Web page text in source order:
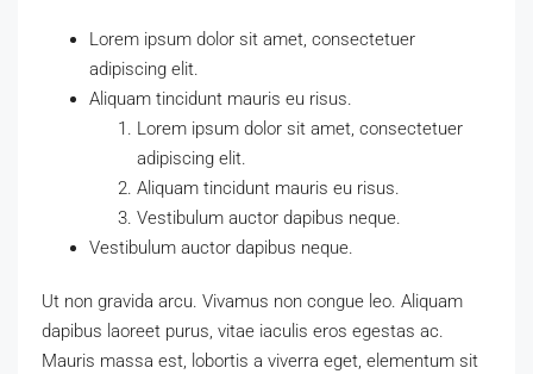
Lorem ipsum dolor sit amet, consectetuer
adipiscing elit.
Aliquam tincidunt mauris eu risus.
Lorem ipsum dolor sit amet, consectetuer
adipiscing elit.
Aliquam tincidunt mauris eu risus.
Vestibulum auctor dapibus neque.
Vestibulum auctor dapibus neque.
Ut non gravida arcu. Vivamus non congue leo. Aliquam
dapibus laoreet purus, vitae iaculis eros egestas ac.
Mauris massa est, lobortis a viverra eget, elementum sit